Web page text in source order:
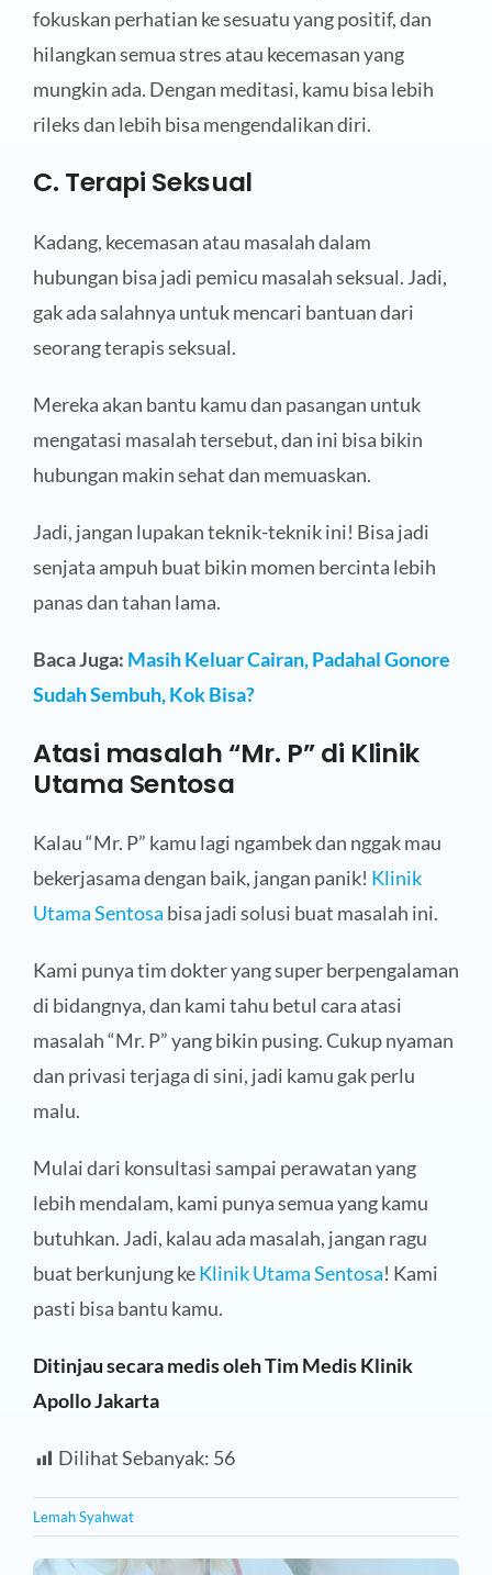
fokuskan perhatian ke sesuatu yang positif, dan
hilangkan semua stres atau kecemasan yang
mungkin ada. Dengan meditasi, kamu bisa lebih
rileks dan lebih bisa mengendalikan diri.
C. Terapi Seksual
Kadang, kecemasan atau masalah dalam
hubungan bisa jadi pemicu masalah seksual. Jadi,
gak ada salahnya untuk mencari bantuan dari
seorang terapis seksual.
Mereka akan bantu kamu dan pasangan untuk
mengatasi masalah tersebut, dan ini bisa bikin
hubungan makin sehat dan memuaskan.
Jadi, jangan lupakan teknik-teknik ini! Bisa jadi
senjata ampuh buat bikin momen bercinta lebih
panas dan tahan lama.
Baca Juga: Masih Keluar Cairan, Padahal Gonore
Sudah Sembuh, Kok Bisa?
Atasi masalah “Mr. P” di Klinik
Utama Sentosa
Kalau “Mr. P” kamu lagi ngambek dan nggak mau
bekerjasama dengan baik, jangan panik! Klinik
Utama Sentosa bisa jadi solusi buat masalah ini.
Kami punya tim dokter yang super berpengalaman
di bidangnya, dan kami tahu betul cara atasi
masalah “Mr. P” yang bikin pusing. Cukup nyaman
dan privasi terjaga di sini, jadi kamu gak perlu
malu.
Mulai dari konsultasi sampai perawatan yang
lebih mendalam, kami punya semua yang kamu
butuhkan. Jadi, kalau ada masalah, jangan ragu
buat berkunjung keKlinik Utama Sentosa! Kami
pasti bisa bantu kamu.
Ditinjau secara medis oleh Tim Medis Klinik
Apollo Jakarta
Dilihat Sebanyak: 56
Lemah Syahwat